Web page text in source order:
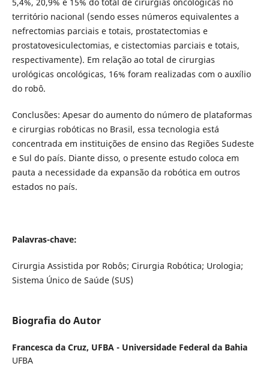
território nacional (sendo esses números equivalentes a
nefrectomias parciais e totais, prostatectomias e
prostatovesiculectomias, e cistectomias parciais e totais,
respectivamente). Em relação ao total de cirurgias
urológicas oncológicas, 16% foram realizadas com o auxílio
do robô.
Conclusões: Apesar do aumento do número de plataformas
e cirurgias robóticas no Brasil, essa tecnologia está
concentrada em instituições de ensino das Regiões Sudeste
e Sul do país. Diante disso, o presente estudo coloca em
pauta a necessidade da expansão da robótica em outros
estados no país.
Palavras-chave:
Cirurgia Assistida por Robôs; Cirurgia Robótica; Urologia;
Sistema Único de Saúde (SUS)
Biografia do Autor
Francesca da Cruz, UFBA - Universidade Federal da Bahia
UFBA